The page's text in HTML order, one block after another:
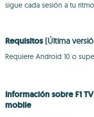
sigue cada sesión a tu
Requisitos (Última
Requiere Android 10 o
Información sobre F1
mobile